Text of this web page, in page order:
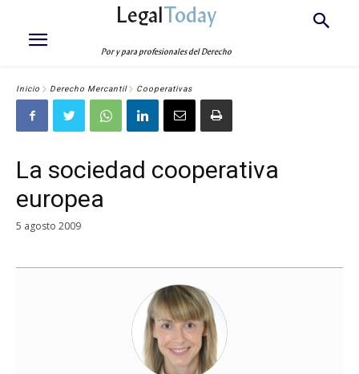
LegalToday
Por y para profesionales del Derecho
Inicio Derecho Mercantil Cooperativas
La sociedad cooperativa
europea
5 agosto 2009